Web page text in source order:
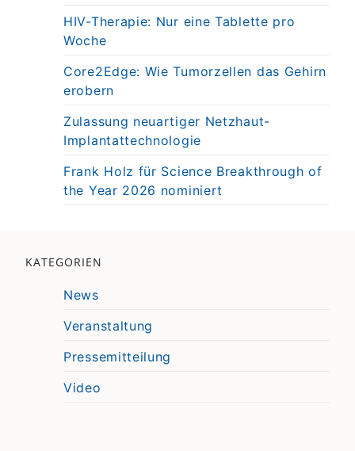
HIV-Therapie: Nur eine Tablette pro
Woche
Core2Edge: Wie Tumorzellen das Gehirn
erobern
Zulassung neuartiger Netzhaut-
Implantattechnologie
Frank Holz für Science Breakthrough of
the Year 2026 nominiert
KATEGORIEN
News
Veranstaltung
Pressemitteilung
Video